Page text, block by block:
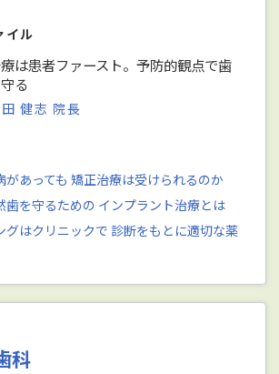
イル
は患者ファースト。予防的観点で歯
る
健志 院長
があっても 矯正治療は受けられるのか
歯を守るための インプラント治療とは
グはクリニックで 診断をもとに適切な薬
科